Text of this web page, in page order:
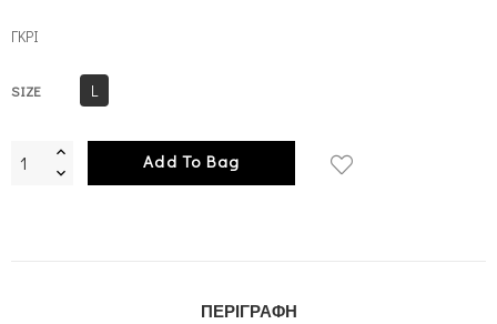
ΓΚΡΙ
SIZE L
Add To Bag
ΠΕΡΙΓΡΑΦΉ